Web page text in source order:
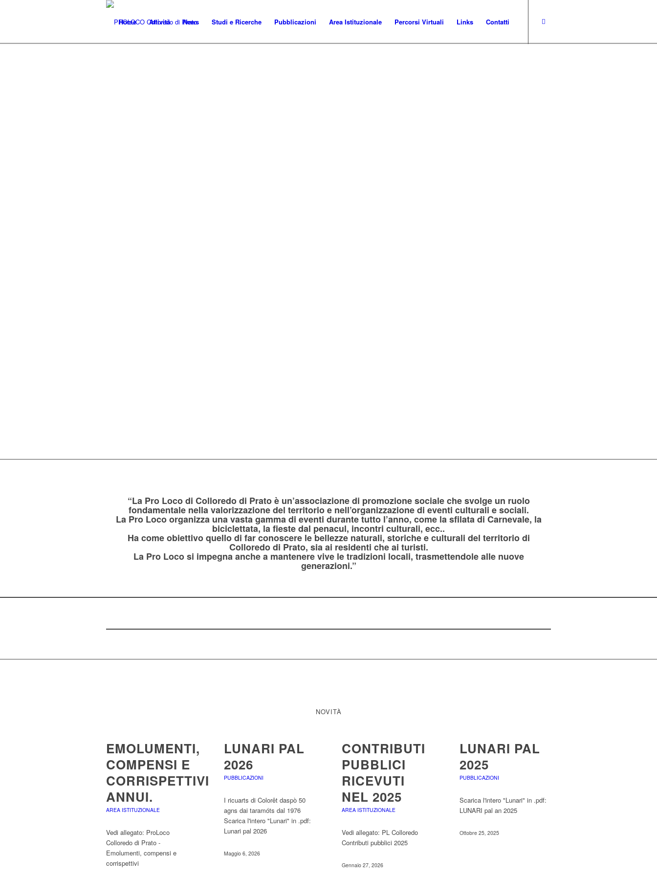
Home Attività News Studi e Ricerche Pubblicazioni Area Istituzionale Percorsi Virtuali Links Contatti
“La Pro Loco di Colloredo di Prato è un’associazione di promozione sociale che svolge un ruolo
fondamentale nella valorizzazione del territorio e nell’organizzazione di eventi culturali e sociali.
La Pro Loco organizza una vasta gamma di eventi durante tutto l’anno, come la sfilata di Carnevale, la
biciclettata, la fieste dal penacul, incontri culturali, ecc..
Ha come obiettivo quello di far conoscere le bellezze naturali, storiche e culturali del territorio di
Colloredo di Prato, sia ai residenti che ai turisti.
La Pro Loco si impegna anche a mantenere vive le tradizioni locali, trasmettendole alle nuove
generazioni.”
Succ
NOVITÀ
EMOLUMENTI,
COMPENSI E
CORRISPETTIVI
ANNUI.
AREA ISTITUZIONALE
Vedi allegato: ProLoco
Colloredo di Prato -
Emolumenti, compensi e
corrispettivi
LUNARI PAL
2026
PUBBLICAZIONI
I ricuarts di Colorêt daspò 50
agns dai taramóts dal 1976
Scarica l'intero "Lunari" in .pdf:
Lunari pal 2026
Maggio 6, 2026
CONTRIBUTI
PUBBLICI
RICEVUTI
NEL 2025
AREA ISTITUZIONALE
Vedi allegato: PL Colloredo
Contributi pubblici 2025
Gennaio 27, 2026
LUNARI PAL
2025
PUBBLICAZIONI
Scarica l'intero "Lunari" in .pdf:
LUNARI pal an 2025
Ottobre 25, 2025